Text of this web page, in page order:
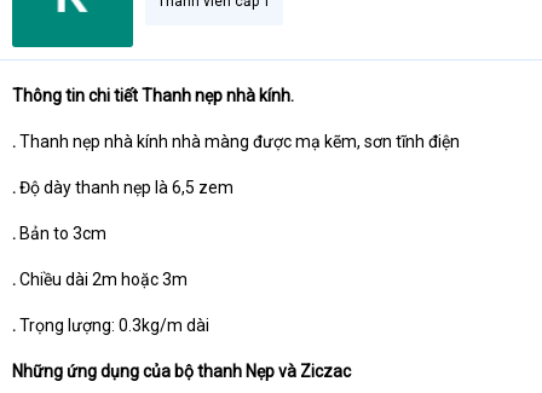
Thông tin chi tiết Thanh nẹp nhà kính.
.Thanh nẹp nhà kính nhà màng được mạ kẽm, sơn tĩnh điện
.Độ dày thanh nẹp là 6,5 zem
. Bản to 3cm
.Chiều dài 2m hoặc 3m
.Trọng lượng: 0.3kg/m dài
Những ứng dụng của bộ thanh Nẹp và Ziczac